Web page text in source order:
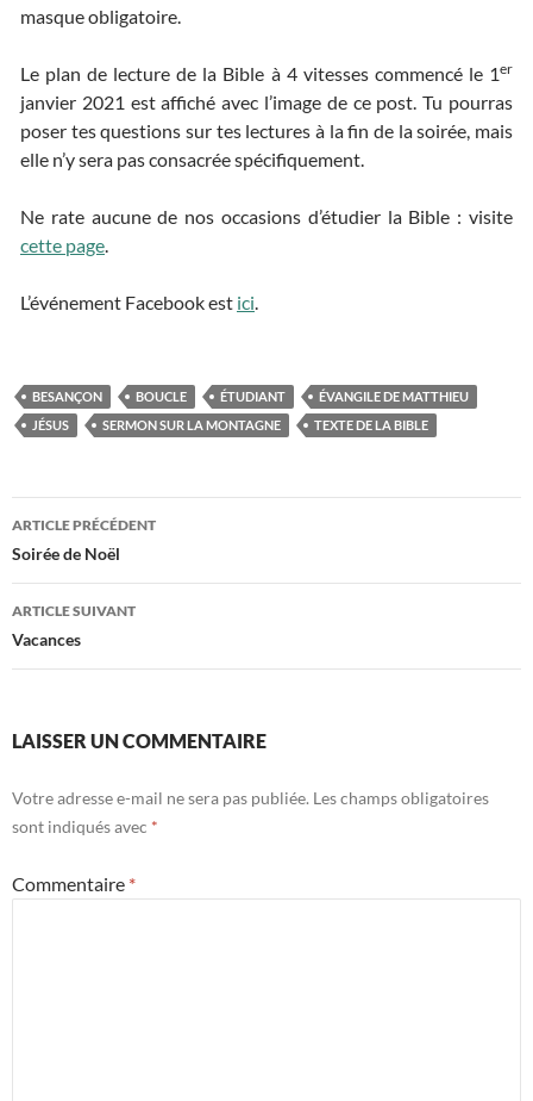
masque obligatoire.
Le plan de lecture de la Bible à 4 vitesses commencé le 1er
janvier 2021 est affiché avec l’image de ce post. Tu pourras
poser tes questions sur tes lectures à la fin de la soirée, mais
elle n’y sera pas consacrée spécifiquement.
Ne rate aucune de nos occasions d’étudier la Bible : visite
cette page.
L’événement Facebook est ici.
BESANÇON BOUCLE ÉTUDIANT
ÉVANGILE DE MATTHIEU
JÉSUS
SERMON SUR LA MONTAGNE TEXTE DE LA BIBLE
Navigation
des
articles
ARTICLE PRÉCÉDENT
Soirée de Noël
ARTICLE SUIVANT
Vacances
LAISSER UN COMMENTAIRE
Votre adresse e-mail ne sera pas publiée. Les champs obligatoires
sont indiqués avec *
Commentaire *